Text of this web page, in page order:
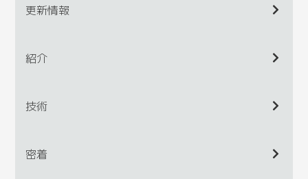
更新情報
紹介
技術
密着